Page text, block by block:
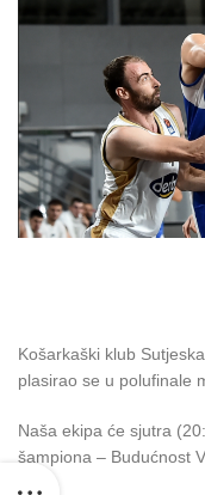
Košarkaški klub
plasirao se u polufinale
Naša ekipa će sjutra
šampiona – Budućnost